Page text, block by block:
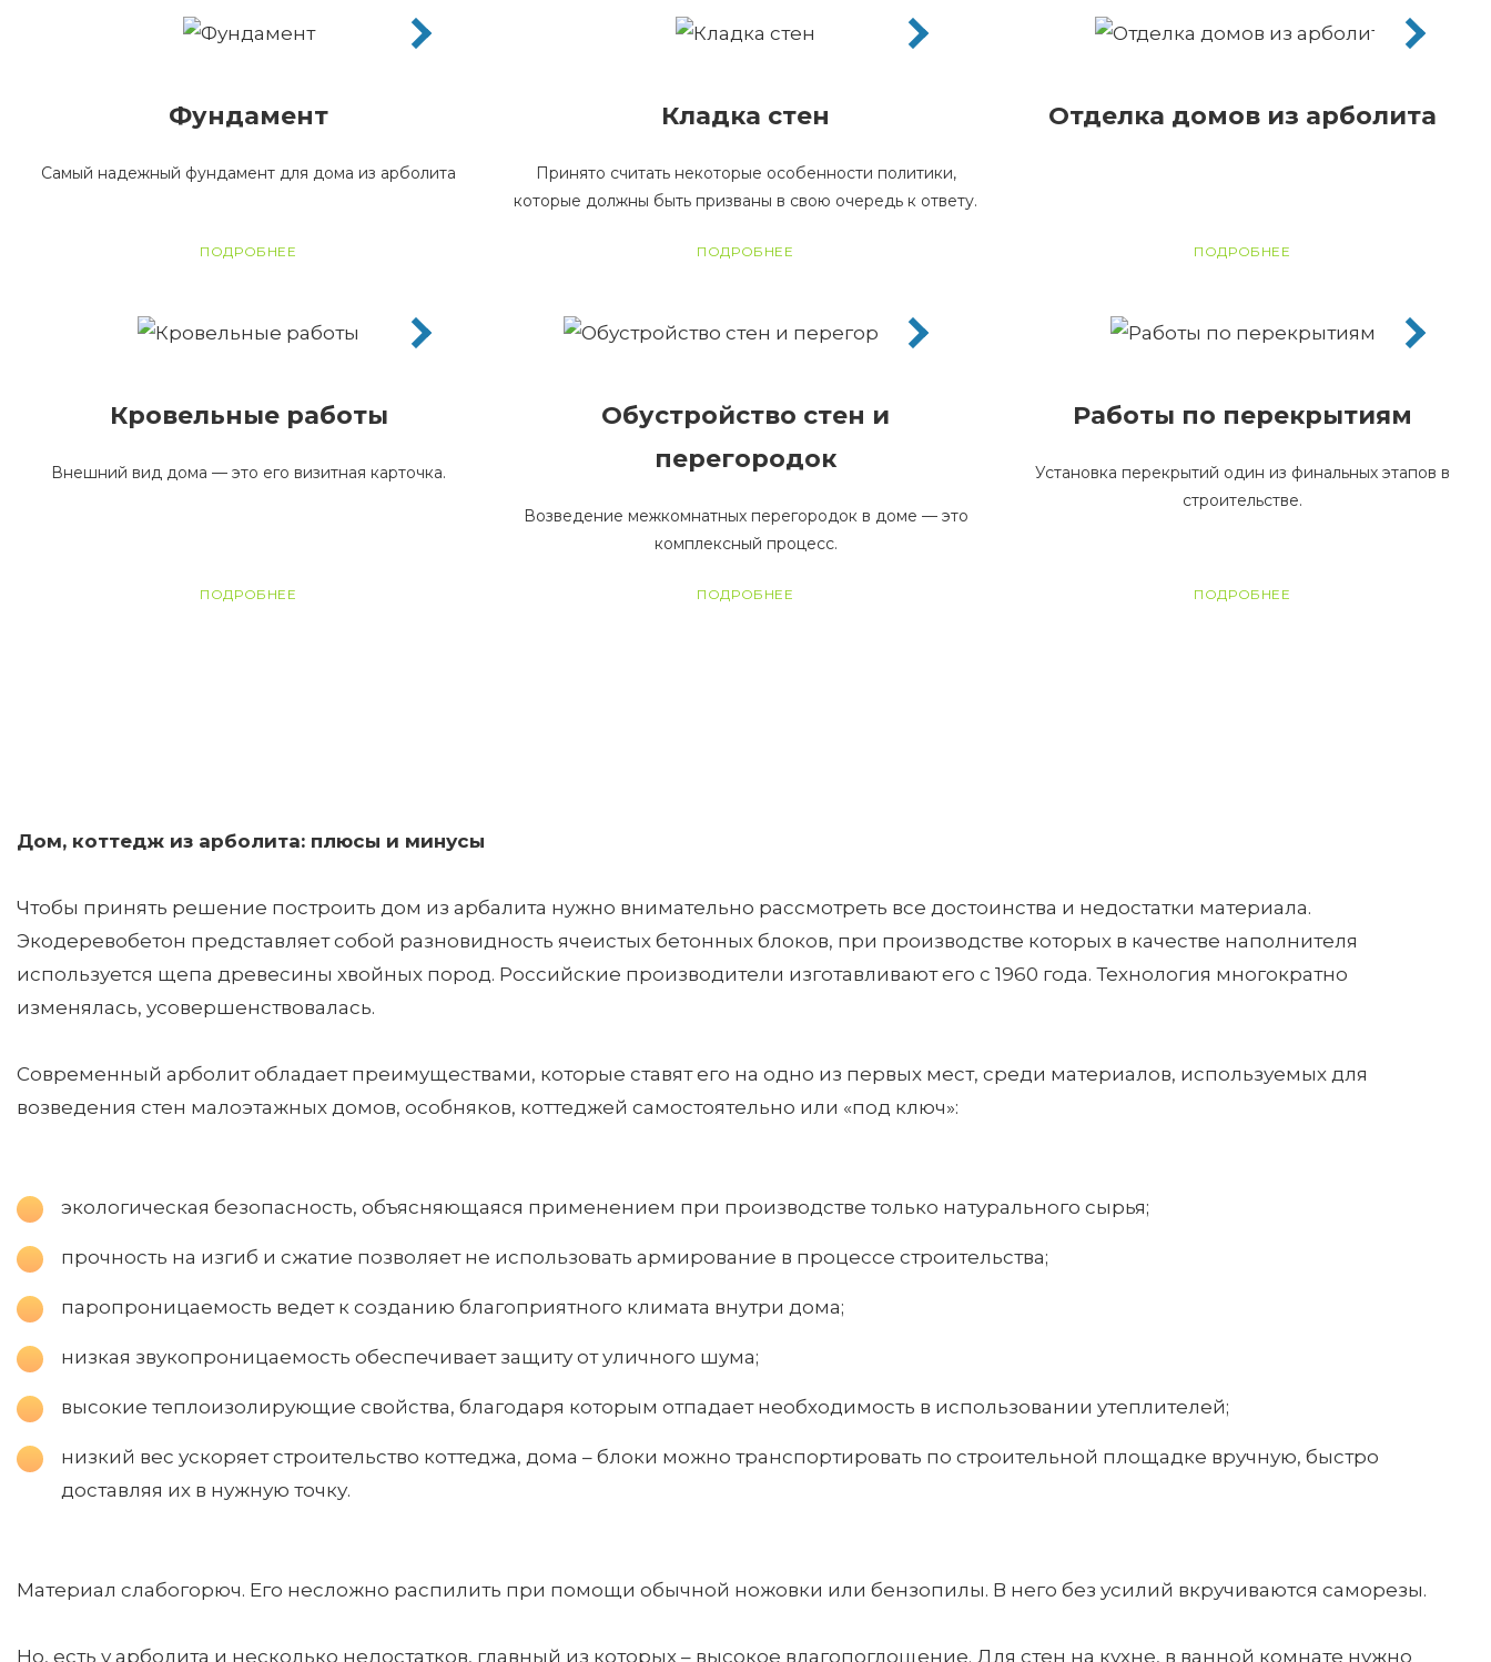
Фундамент
Самый надежный фундамент для дома из арболита
ПОДРОБНЕЕ
Кладка стен
Принято считать некоторые особенности политики,
которые должны быть призваны в свою очередь к ответу.
ПОДРОБНЕЕ
Отделка домов из арболита
ПОДРОБНЕЕ
Кровельные работы
Внешний вид дома — это его визитная карточка.
ПОДРОБНЕЕ
Обустройство стен и
перегородок
Возведение межкомнатных перегородок в доме — это
комплексный процесс.
ПОДРОБНЕЕ
Работы по перекрытиям
Установка перекрытий один из финальных этапов в
строительстве.
ПОДРОБНЕЕ
Дом, коттедж из арболита: плюсы и минусы
Чтобы принять решение построить дом из арбалита нужно внимательно рассмотреть все достоинства и недостатки материала.
Экодеревобетон представляет собой разновидность ячеистых бетонных блоков, при производстве которых в качестве наполнителя
используется щепа древесины хвойных пород. Российские производители изготавливают его с 1960 года. Технология многократно
изменялась, усовершенствовалась.
Современный арболит обладает преимуществами, которые ставят его на одно из первых мест, среди материалов, используемых для
возведения стен малоэтажных домов, особняков, коттеджей самостоятельно или «под ключ»:
экологическая безопасность, объясняющаяся применением при производстве только натурального сырья;
прочность на изгиб и сжатие позволяет не использовать армирование в процессе строительства;
паропроницаемость ведет к созданию благоприятного климата внутри дома;
низкая звукопроницаемость обеспечивает защиту от уличного шума;
высокие теплоизолирующие свойства, благодаря которым отпадает необходимость в использовании утеплителей;
низкий вес ускоряет строительство коттеджа, дома – блоки можно транспортировать по строительной площадке вручную, быстро
доставляя их в нужную точку.
Материал слабогорюч. Его несложно распилить при помощи обычной ножовки или бензопилы. В него без усилий вкручиваются саморезы.
Но, есть у арболита и несколько недостатков, главный из которых – высокое влагопоглощение. Для стен на кухне, в ванной комнате нужно